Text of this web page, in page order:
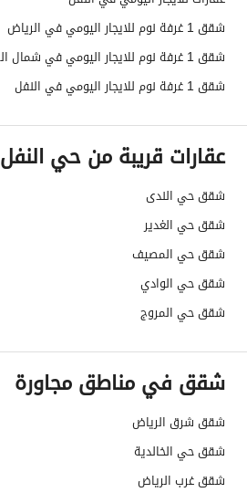
شقق 1 غرفة نوم للايجار اليومي في الرياض
شقق 1 غرفة نوم للايجار اليومي في شمال الرياض
شقق 1 غرفة نوم للايجار اليومي في النفل
عقارات قريبة من حي النفل
شقق حي الندى
شقق حي الغدير
شقق حي المصيف
شقق حي الوادي
شقق حي المروج
شقق في مناطق مجاورة
شقق شرق الرياض
شقق حي الخالدية
شقق غرب الرياض